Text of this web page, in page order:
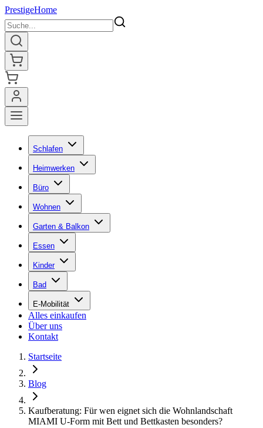
PrestigeHome
Schlafen
Heimwerken
Büro
Wohnen
Garten & Balkon
Essen
Kinder
Bad
E-Mobilität
Alles einkaufen
Über uns
Kontakt
Startseite
Blog
Kaufberatung: Für wen eignet sich die Wohnlandschaft
MIAMI U-Form mit Bett und Bettkasten besonders?